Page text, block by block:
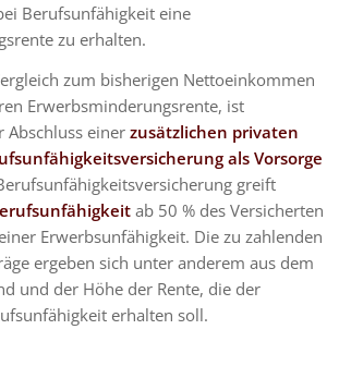
Berufsunfähigkeit eine
zu erhalten.
zum bisherigen Nettoeinkommen
Erwerbsminderungsrente, ist
Abschluss einerzusätzlichen privaten
als Vorsorge
greift
ab 50 % des Versicherten
Erwerbsunfähigkeit. Die zu zahlenden
ergeben sich unter anderem aus dem
und der Höhe der Rente, die der
erhalten soll.